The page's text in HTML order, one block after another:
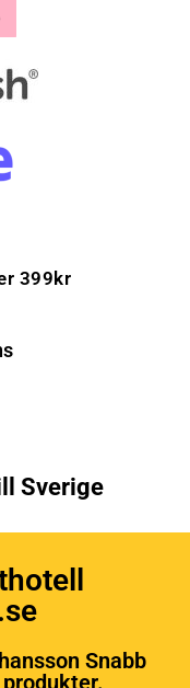
399kr
Sverige
Snabb